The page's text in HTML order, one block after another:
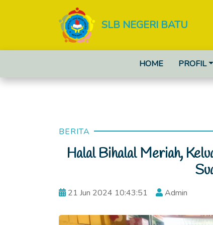
SLB NEGERI BATU
HOME PROFIL
BERITA
Halal Bihalal Meriah,
21 Jun 2024 10:43:51 Admin